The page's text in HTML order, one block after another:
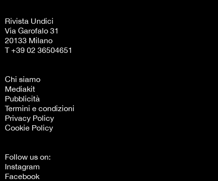
Rivista Undici
Via Garofalo 31
20133 Milano
T +39 02 36504651
Chi siamo
Mediakit
Pubblicità
Termini e condizioni
Privacy Policy
Cookie Policy
Follow us on:
Instagram
Facebook